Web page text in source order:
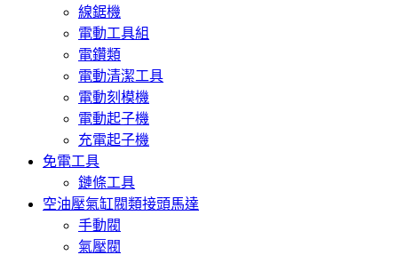
線鋸機
電動工具組
電鑽類
電動清潔工具
電動刻模機
電動起子機
充電起子機
免電工具
鏈條工具
空油壓氣缸閥類接頭馬達
手動閥
氣壓閥